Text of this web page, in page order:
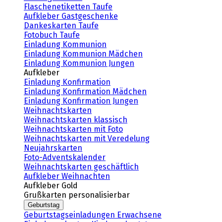
Flaschenetiketten Taufe
Aufkleber Gastgeschenke
Dankeskarten Taufe
Fotobuch Taufe
Einladung Kommunion
Einladung Kommunion Mädchen
Einladung Kommunion Jungen
Aufkleber
Einladung Konfirmation
Einladung Konfirmation Mädchen
Einladung Konfirmation Jungen
Weihnachtskarten
Weihnachtskarten klassisch
Weihnachtskarten mit Foto
Weihnachtskarten mit Veredelung
Neujahrskarten
Foto-Adventskalender
Weihnachtskarten geschäftlich
Aufkleber Weihnachten
Aufkleber Gold
Grußkarten personalisierbar
Geburtstag
Geburtstagseinladungen Erwachsene